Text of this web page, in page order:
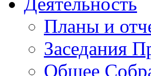
Планы и
Заседания
Общее